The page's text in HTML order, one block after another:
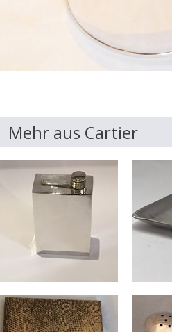
Mehr aus Cartier